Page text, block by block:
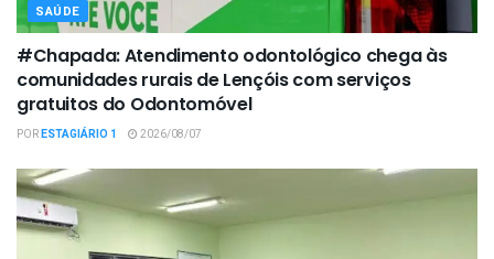
SAÚDE
#Chapada: Atendimento odontológico chega às
comunidades rurais de Lençóis com serviços
gratuitos do Odontomóvel
PORESTAGIÁRIO 1 2026/08/07